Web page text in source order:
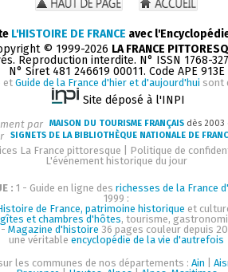
L'HISTOIRE DE FRANCE avec
© 1999-2026 LA FRANCE
Reproduction interdite. N° ISSN 1768-
N° Siret 481 246619 00011. Code APE 913E
et Guide de la France d'hier et d'aujourd'hui sont
Site déposé à l'INPI
par MAISON DU TOURISME FRANÇAIS dès
SIGNETS DE LA BIBLIOTHÈQUE NATIONALE DE
La France pittoresque
Politique de
L'événement historique du jour
: 1 - Guide en ligne des richesses de la France
1999 :
de France, patrimoine historique et
gîtes et chambres d'hôtes, tourisme,
- Magazine d'histoire 36 pages couleur depuis
une véritable encyclopédie de la vie d'autrefois
les communes de nos départements : Ain